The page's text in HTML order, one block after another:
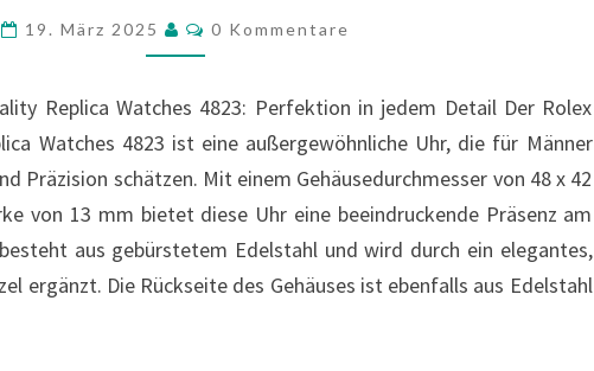
QUALITY
WATCHES
4823
19. März 2025 Kommentare
0 Kommentare
Replica Watches 4823: Perfektion in jedem Detail Der Rolex
Watches 4823 ist eine außergewöhnliche Uhr, die für Männer
Präzision schätzen. Mit einem Gehäusedurchmesser von 48 x 42
von 13 mm bietet diese Uhr eine beeindruckende Präsenz am
aus gebürstetem Edelstahl und wird durch ein elegantes,
ergänzt. Die Rückseite des Gehäuses ist ebenfalls aus Edelstahl